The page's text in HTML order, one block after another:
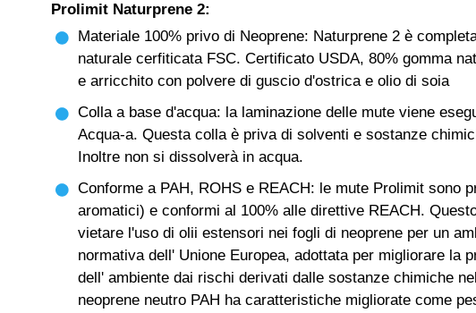
Prolimit Naturprene 2:
Materiale 100% privo di Neoprene: Naturprene 2 è
naturale cerfiticata FSC. Certificato USDA, 80% gomma
e arricchito con polvere di guscio d'ostrica e olio di soia
Colla a base d'acqua: la laminazione delle mute viene
Acqua-a. Questa colla è priva di solventi e sostanze
Inoltre non si dissolverà in acqua.
Conforme a PAH, ROHS e REACH: le mute Prolimit sono
aromatici) e conformi al 100% alle direttive REACH.
vietare l'uso di olii estensori nei fogli di neoprene per un
normativa dell' Unione Europea, adottata per migliorare la
dell' ambiente dai rischi derivati dalle sostanze chimiche
neoprene neutro PAH ha caratteristiche migliorate come